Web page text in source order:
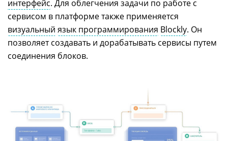
интерфейс. Для облегчения задачи по работе с
сервисом в платформе также применяется
визуальный язык программирования Blockly. Он
позволяет создавать и дорабатывать сервисы путем
соединения блоков.